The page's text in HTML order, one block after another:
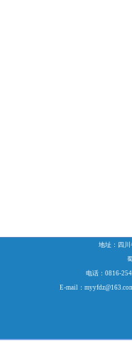
地址：四川
电话：0816-
E-mail：